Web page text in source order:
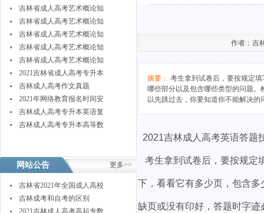
作者：吉
摘要： 考生拿到试卷后，要按规定
哪些部分以及包含哪些类型的问题
以先跳过去，你要知道你不能解决
2021吉林成人高考英语答题
考生拿到试卷后，要按规定
下，看看它有多少页，包含
缺页或没有印好，答题时字
吉林省成人高考艺术概论知
吉林省成人高考艺术概论知
吉林省成人高考艺术概论知
吉林省成人高考艺术概论知
吉林省成人高考艺术概论知
2021吉林省成人高考专升本
吉林成人高考作文真题
2021年网络教育报名时间安
吉林成人高考专升本英语复
吉林成人高考专升本高等数
网站公告 更多>>
吉林省2021年全国成人高校
吉林成考和自考的区别
2021吉林成人高考高起专数